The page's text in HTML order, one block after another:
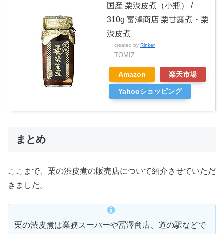
国産 栗渋皮煮（小瓶） /
310g 富澤商店 栗甘露煮・栗
渋皮煮
created by Rinker
TOMIZ
Amazon 楽天市場
Yahooショッピング
まとめ
ここまで、栗の渋皮煮の販売店について紹介させていただ
きました。
栗の渋皮煮は業務スーパーや冨澤商店、道の駅などで